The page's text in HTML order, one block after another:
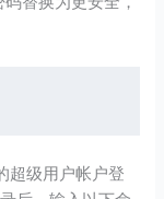
超级用户帐户登